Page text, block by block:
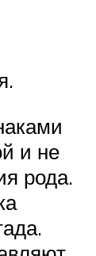
и не
рода.